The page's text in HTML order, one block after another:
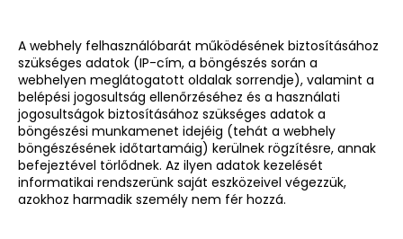
A webhely felhasználóbarát működésének biztosításához
szükséges adatok (IP-cím, a böngészés során a
webhelyen meglátogatott oldalak sorrendje), valamint a
belépési jogosultság ellenőrzéséhez és a használati
jogosultságok biztosításához szükséges adatok a
böngészési munkamenet idejéig (tehát a webhely
böngészésének időtartamáig) kerülnek rögzítésre, annak
befejeztével törlődnek. Az ilyen adatok kezelését
informatikai rendszerünk saját eszközeivel végezzük,
azokhoz harmadik személy nem fér hozzá.